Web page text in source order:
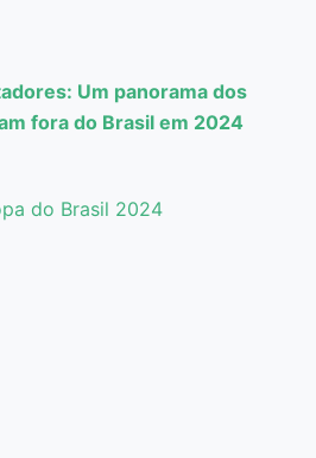
Um panorama dos
fora do Brasil em 2024